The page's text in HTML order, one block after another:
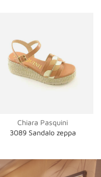
Chiara Pasquini
3089 Sandalo zeppa